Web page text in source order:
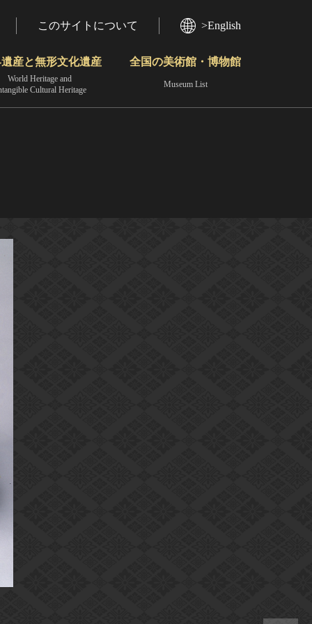
このサイトについて >English
産と無形文化遺産
World Heritage and
Cultural Heritage
全国の美術館・博物館
Museum List